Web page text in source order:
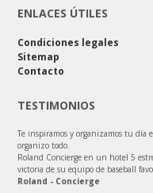
ENLACES ÚTILES
Condiciones legales
Sitemap
Contacto
TESTIMONIOS
Te inspiramos y organizamos tu día
organizo todo.
Roland Concierge en un hotel 5
victoria de su equipo de baseball
Roland - Concierge